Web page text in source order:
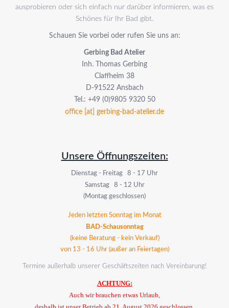
ausprobieren oder sich einfach nur darüber informieren, was es
Schönes für Ihr Bad gibt.
Schauen Sie vorbei oder rufen Sie uns an:
Gerbing Bad Atelier
Inh. Thomas Gerbing
Claffheim 38
D-91522 Ansbach
Tel.: +49 (0)9805 9320 50
office [at] gerbing-bad-atelier.de
Unsere Öffnungszeiten:
Dienstag - Freitag 8 - 17 Uhr
Samstag 8 - 12 Uhr
(Montag geschlossen)
Jeden letzten Sonntag im Monat
BAD-Schausonntag
(keine Beratung - kein Verkauf)
von 13 - 16 Uhr (außer an Feiertagen)
Termine außerhalb unserer Geschäftszeiten nach Vereinbarung!
ACHTUNG:
Auch wir brauchen etwas Urlaub,